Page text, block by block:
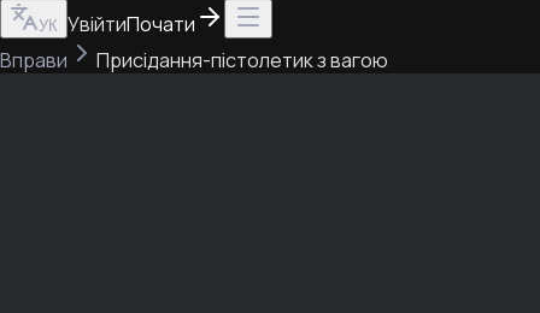
УК УвійтиПочати
Вправи
Присідання-пістолетик з вагою